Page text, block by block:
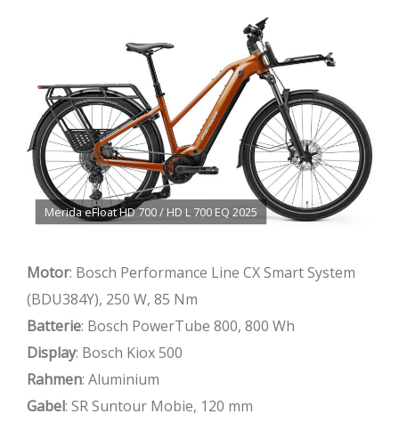
Merida eFloat HD 700 / HD L 700 EQ 2025
Motor: Bosch Performance Line CX Smart System
(BDU384Y), 250 W, 85 Nm
Batterie: Bosch PowerTube 800, 800 Wh
Display: Bosch Kiox 500
Rahmen: Aluminium
Gabel: SR Suntour Mobie, 120 mm